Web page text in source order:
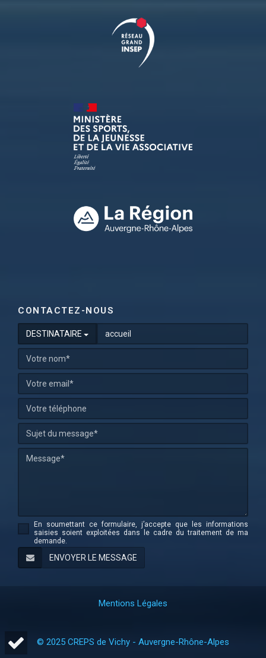
CONTACTEZ-NOUS
DESTINATAIRE
En soumettant ce formulaire, j’accepte que les informations
saisies soient exploitées dans le cadre du traitement de ma
demande.
Mentions Légales
© 2025 CREPS de Vichy - Auvergne-Rhône-Alpes